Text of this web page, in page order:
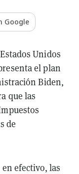
Google
Unidos
el plan
Biden,
que las
de
efectivo, las